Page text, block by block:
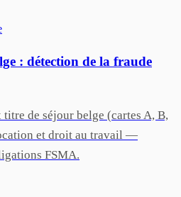
: détection de la fraude
de séjour belge (cartes A, B,
et droit au travail —
FSMA.